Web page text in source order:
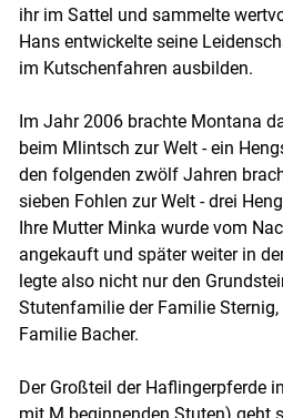
Skip to main
ihr im Sattel und sammelte
Hans entwickelte seine
im Kutschenfahren ausbilden.
Im Jahr 2006 brachte Montana
beim Mlintsch zur Welt - ein
den folgenden zwölf Jahren
sieben Fohlen zur Welt - drei
Ihre Mutter Minka wurde vom
angekauft und später weiter in
legte also nicht nur den
Stutenfamilie der Familie
Familie Bacher.
Der Großteil der Haflingerpferde
mit M beginnenden Stuten) geht